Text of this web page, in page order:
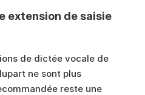
extension de saisie
de dictée vocale de
ne sont plus
reste une